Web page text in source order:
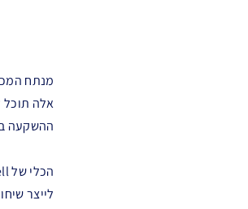
מנתח
אלה
ההשקעה
לייצר